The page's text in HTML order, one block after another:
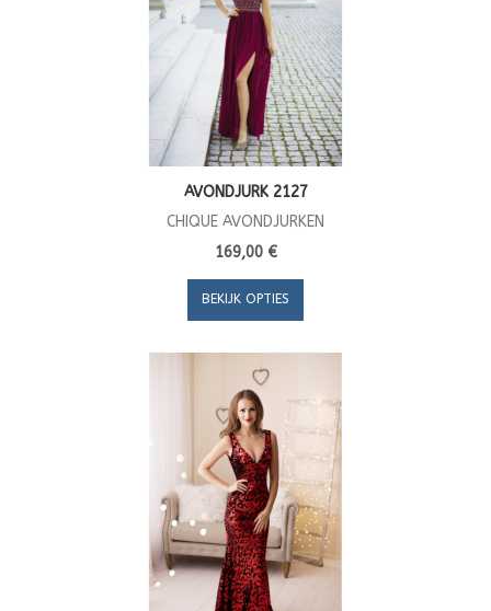
AVONDJURK 2127
CHIQUE AVONDJURKEN
169,00 €
BEKIJK OPTIES